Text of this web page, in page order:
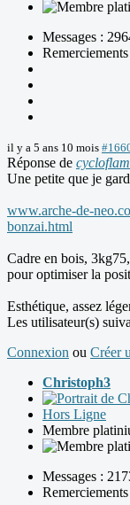
Messages :
il y a 5 ans 10 mois
Réponse de
Une petite que je
www.arche-de-
bonzai.html
Cadre en bois,
pour optimiser la
Esthétique, assez
Les utilisateur(s)
Connexion ou Créer
Christoph3
Hors Ligne
Membre
Messages :